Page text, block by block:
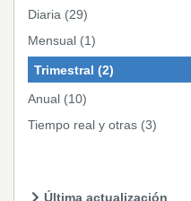
Diaria (29)
Mensual (1)
Trimestral (2)
Anual (10)
Tiempo real y otras (3)
Última actualización